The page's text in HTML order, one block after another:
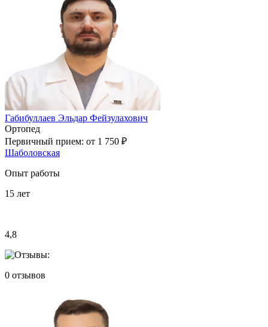
Габибуллаев Эльдар Фейзулахович
Ортопед
Первичный прием: от 1 750 ₽
Шаболовская
Опыт работы
15 лет
4,8
0 отзывов